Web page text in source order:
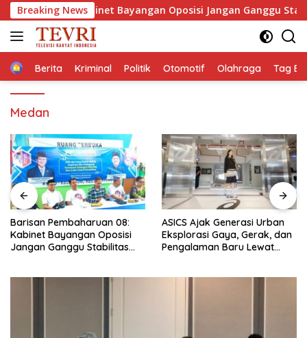
Langsung
ke
konten
Breaking News
08: Kabinet Bayangan Oposisi Jangan Ganggu Stabilitas
HomeBerita Kriminal Politik Otomotif Olahraga Tag
Medan
ASICS Ajak Generasi Urban
Eksplorasi Gaya, Gerak, dan
Pengalaman Baru Lewat
Lakalantas Truk Vs Sepeda
Motor di Depan Indomart
Palbapang Magelang